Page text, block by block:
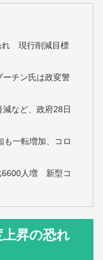
れ 現行削減目標
ーチン氏は政変警
など、政府28日
一転増加、コロ
6600人増 新型コ
上昇の恐れ